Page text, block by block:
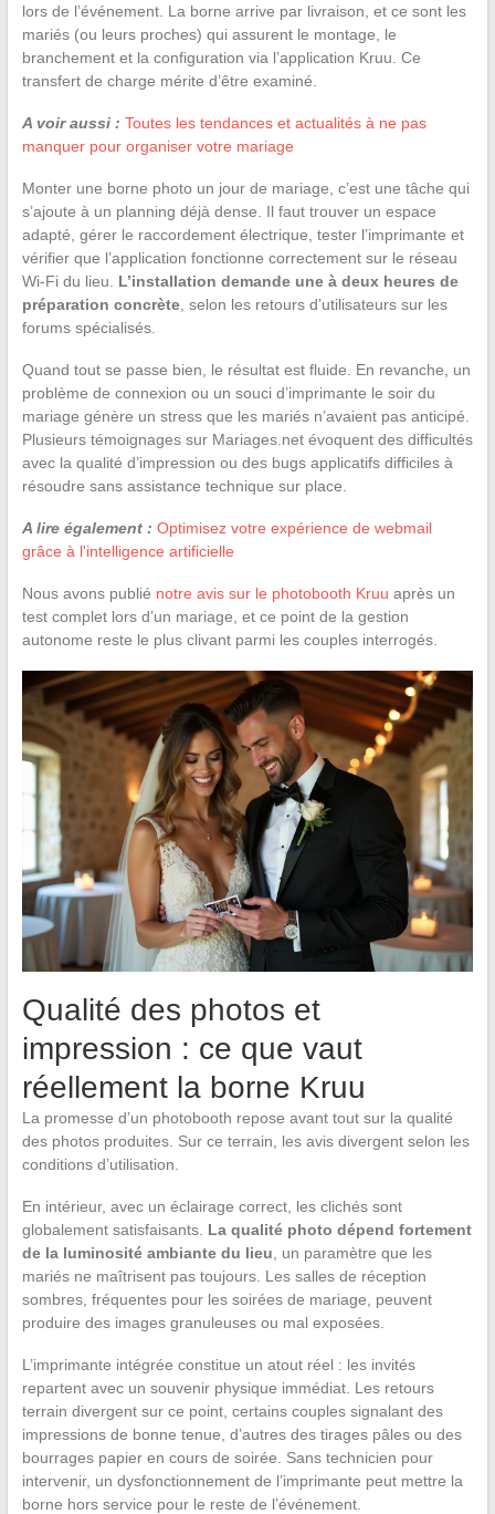
lors de l’événement. La borne arrive par livraison, et ce sont les
mariés (ou leurs proches) qui assurent le montage, le
branchement et la configuration via l’application Kruu. Ce
transfert de charge mérite d’être examiné.
A voir aussi : Toutes les tendances et actualités à ne pas
manquer pour organiser votre mariage
Monter une borne photo un jour de mariage, c’est une tâche qui
s’ajoute à un planning déjà dense. Il faut trouver un espace
adapté, gérer le raccordement électrique, tester l’imprimante et
vérifier que l’application fonctionne correctement sur le réseau
Wi-Fi du lieu. L’installation demande une à deux heures de
préparation concrète, selon les retours d’utilisateurs sur les
forums spécialisés.
Quand tout se passe bien, le résultat est fluide. En revanche, un
problème de connexion ou un souci d’imprimante le soir du
mariage génère un stress que les mariés n’avaient pas anticipé.
Plusieurs témoignages sur Mariages.net évoquent des difficultés
avec la qualité d’impression ou des bugs applicatifs difficiles à
résoudre sans assistance technique sur place.
A lire également : Optimisez votre expérience de webmail
grâce à l'intelligence artificielle
Nous avons publié notre avis sur le photobooth Kruu après un
test complet lors d’un mariage, et ce point de la gestion
autonome reste le plus clivant parmi les couples interrogés.
Qualité des photos et
impression : ce que vaut
réellement la borne Kruu
La promesse d’un photobooth repose avant tout sur la qualité
des photos produites. Sur ce terrain, les avis divergent selon les
conditions d’utilisation.
En intérieur, avec un éclairage correct, les clichés sont
globalement satisfaisants. La qualité photo dépend fortement
de la luminosité ambiante du lieu , un paramètre que les
mariés ne maîtrisent pas toujours. Les salles de réception
sombres, fréquentes pour les soirées de mariage, peuvent
produire des images granuleuses ou mal exposées.
L’imprimante intégrée constitue un atout réel : les invités
repartent avec un souvenir physique immédiat. Les retours
terrain divergent sur ce point, certains couples signalant des
impressions de bonne tenue, d’autres des tirages pâles ou des
bourrages papier en cours de soirée. Sans technicien pour
intervenir, un dysfonctionnement de l’imprimante peut mettre la
borne hors service pour le reste de l’événement.